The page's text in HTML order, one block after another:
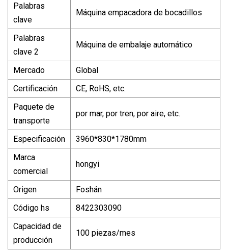
Palabras
clave
Máquina empacadora de bocadillos
Palabras
clave 2
Máquina de embalaje automático
Mercado
Global
Certificación
CE, RoHS, etc.
Paquete de
transporte
por mar, por tren, por aire, etc.
Especificación
3960*830*1780mm
Marca
comercial
hongyi
Origen
Foshán
Código hs
8422303090
Capacidad de
producción
100 piezas/mes